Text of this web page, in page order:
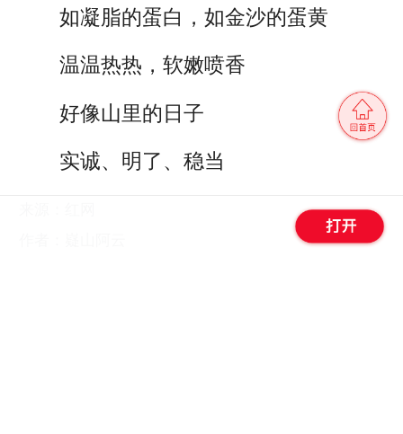
如凝脂的蛋白，如金沙的蛋黄
温温热热，软嫩喷香
好像山里的日子
实诚、明了、稳当